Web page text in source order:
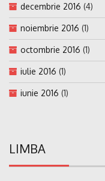
decembrie 2016 (4)
noiembrie 2016 (1)
octombrie 2016 (1)
iulie 2016 (1)
iunie 2016 (1)
LIMBA